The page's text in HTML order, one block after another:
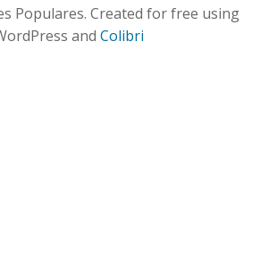
Populares. Created for free using
and Colibri